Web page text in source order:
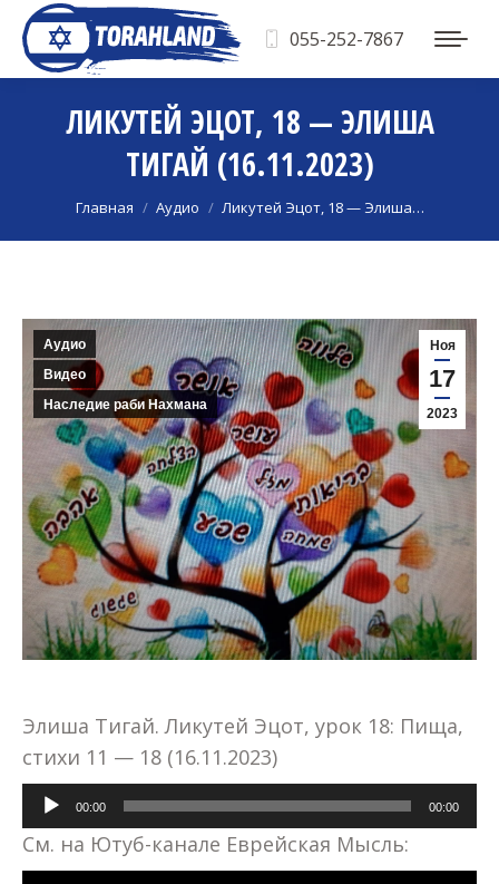
055-252-7867
ЛИКУТЕЙ ЭЦОТ, 18 — ЭЛИША
ТИГАЙ (16.11.2023)
Вы здесь:
Главная Аудио Ликутей Эцот, 18 — Элиша…
Ноя
17
2023
Аудио
Видео
Наследие раби Нахмана
Элиша Тигай. Ликутей Эцот, урок 18: Пища,
стихи 11 — 18 (16.11.2023)
Аудиоплеер
00:00 00:00
См. на Ютуб-канале Еврейская Мысль: